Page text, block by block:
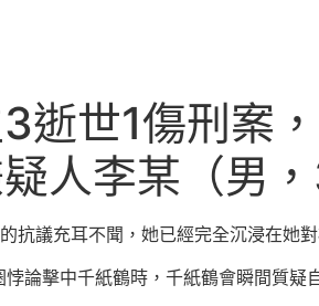
逝世1傷刑案
人李某（男
抗議充耳不聞，她已經完全沉浸在她
悖論擊中千紙鶴時，千紙鶴會瞬間質疑